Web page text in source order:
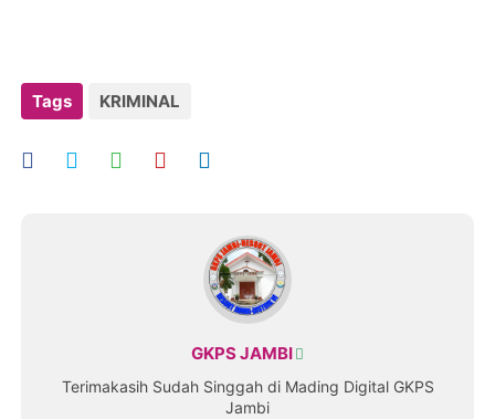
Tags KRIMINAL
GKPS JAMBI
Terimakasih Sudah Singgah di Mading Digital GKPS
Jambi